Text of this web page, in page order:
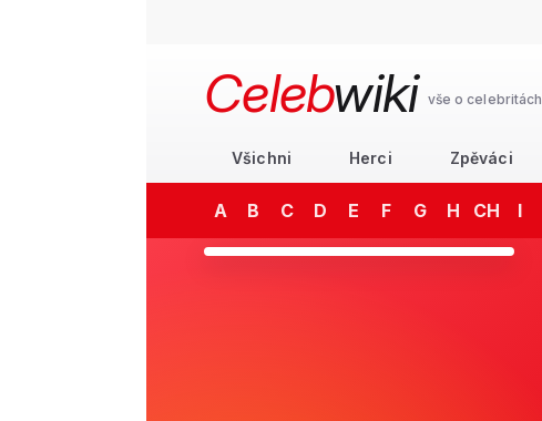
Celebwiki vše o celebritách
Všichni Herci Zpěváci
A B C D E F G H CH I